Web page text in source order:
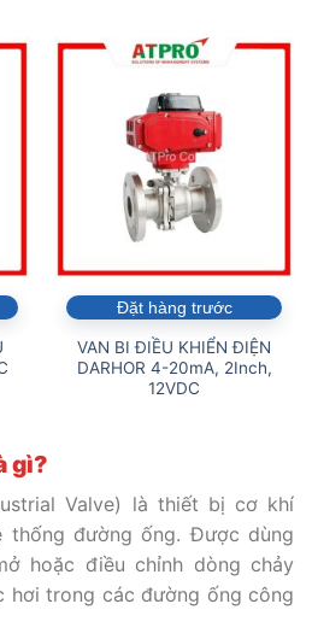
Đặt hàng trước
VAN BI ĐIỀU KHIỂN ĐIỆN
DARHOR 4-20mA, 2Inch,
12VDC
gì?
Valve) là thiết bị cơ khí
thống đường ống. Được dùng
hoặc điều chỉnh dòng chảy
hơi trong các đường ống công